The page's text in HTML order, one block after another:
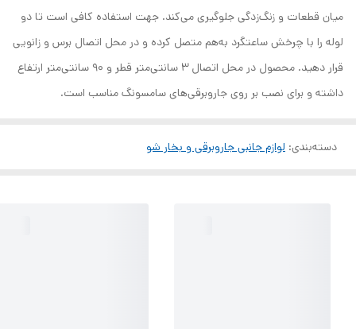
میان قطعات و زنگ‌زدگی جلوگیری می‌کند. جهت استفاده کافی است تا دو
لوله را با چرخش ساعتگرد به‌هم متصل کرده و در محل اتصال برس و زانویی
قرار دهید. محصول در محل اتصال 3 سانتی‌متر قطر و 90 سانتی‌متر ارتفاع
داشته و برای نصب بر روی جاروبرقی‌های سامسونگ مناسب است.
دسته‌بندی: لوازم جانبی جاروبرقی و بخار شو